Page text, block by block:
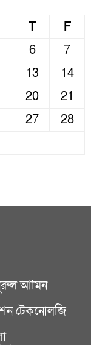
T
F
6
7
13
14
20
21
27
28
আমিন
টেকনোলজি